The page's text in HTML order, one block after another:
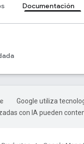
Documentación
Google utiliza
con IA pueden